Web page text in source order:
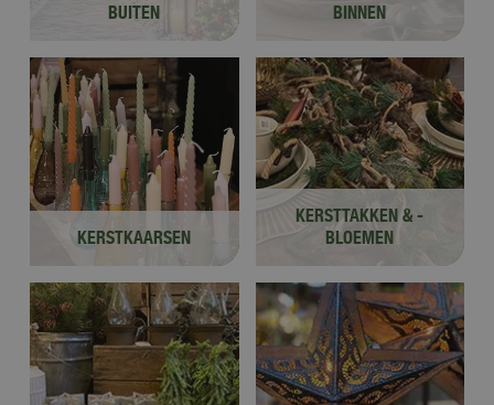
BUITEN
BINNEN
KERSTKAARSEN
KERSTTAKKEN & -
BLOEMEN